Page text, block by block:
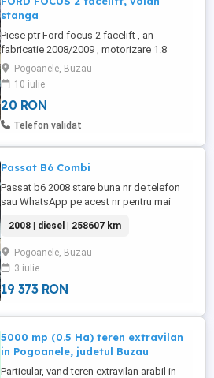
stanga
Piese ptr Ford focus 2 facelift , an
fabricatie 2008/2009 , motorizare 1.8
diesel , 85 kw , dpf , volan stanga , plansa
bord conversie . Bari fata si spate
/radiatoare de AC si motor
/alternator/electromotor /faruri /stopuri
/parbriz /luneta /elemente de caroserie
Pogoanele, Buzau
10 iulie
20 RON
Telefon validat
Passat B6 Combi
Passat b6 2008 stare buna nr de telefon
sau WhatsApp pe acest nr pentru mai
2008 | diesel | 258607 km
Pogoanele, Buzau
3 iulie
19 373 RON
5000 mp (0.5 Ha) teren extravilan
in Pogoanele, judetul Buzau
Particular, vand teren extravilan arabil in